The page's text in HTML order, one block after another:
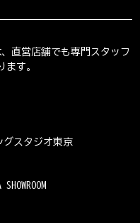
直営店舗でも専門スタッフ
ます。
グスタジオ東京